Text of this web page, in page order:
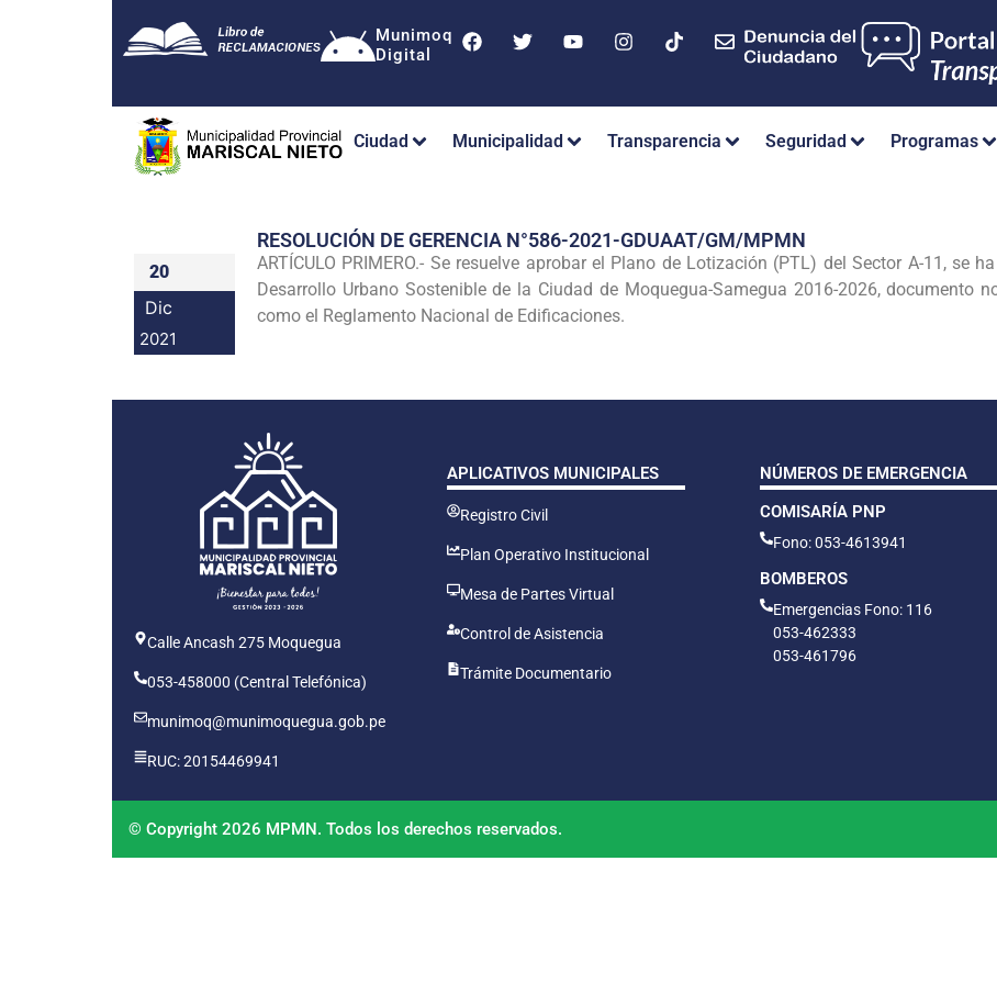
Munimoq
Digital
Ciudad Municipalidad Transparencia Seguridad Programas
20
Dic
2021
RESOLUCIÓN DE GERENCIA N°586-2021-GDUAAT/GM/MPMN
ARTÍCULO PRIMERO.- Se resuelve aprobar el Plano de Lotización (PTL) del Sector A-11, se
Desarrollo Urbano Sostenible de la Ciudad de Moquegua-Samegua 2016-2026, documento
como el Reglamento Nacional de Edificaciones.
Calle Ancash 275 Moquegua
053-458000 (Central Telefónica)
munimoq@munimoquegua.gob.pe
RUC: 20154469941
APLICATIVOS MUNICIPALES
Registro Civil
Plan Operativo Institucional
Mesa de Partes Virtual
Control de Asistencia
Trámite Documentario
NÚMEROS DE EMERGENCIA
COMISARÍA PNP
Fono: 053-4613941
BOMBEROS
Emergencias Fono: 116
053-462333
053-461796
© Copyright 2026 MPMN. Todos los derechos reservados.